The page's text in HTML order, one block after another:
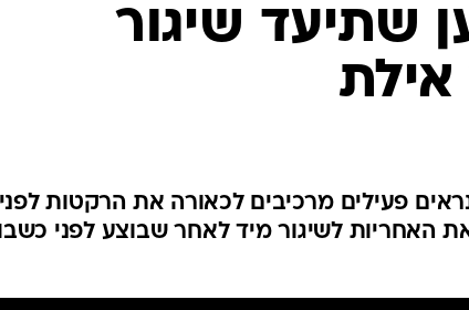
שתיעד שיגור
פעילים מרכיבים לכאורה את הרקטות
את האחריות לשיגור מיד לאחר שבוצע לפני